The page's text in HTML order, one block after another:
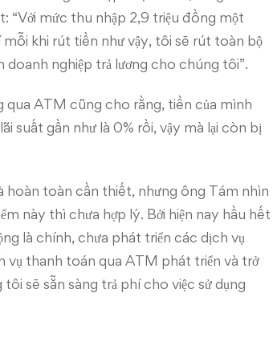
“Với mức thu nhập 2,9 triệu đồng một
mỗi khi rút tiền như vậy, tôi sẽ rút toàn bộ
nghiệp trả lương cho chúng tôi”.
qua ATM cũng cho rằng, tiền của mình
suất gần như là 0% rồi, vậy mà lại còn bị
hoàn toàn cần thiết, nhưng ông Tám nhìn
này thì chưa hợp lý. Bởi hiện nay hầu hết
là chính, chưa phát triển các dịch vụ
thanh toán qua ATM phát triển và trở
sẽ sẵn sàng trả phí cho việc sử dụng